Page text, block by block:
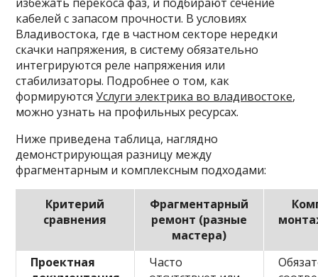
кабелей с запасом прочности. В условиях
Владивостока, где в частном секторе нередки
скачки напряжения, в систему обязательно
интегрируются реле напряжения или
стабилизаторы. Подробнее о том, как
формируютсяУслуги электрика во владивостоке,
можно узнать на профильных ресурсах.
Ниже приведена таблица, наглядно
демонстрирующая разницу между
фрагментарным и комплексным подходами:
Критерий
сравнения
Фрагментарный
ремонт (разные
мастера)
Проектная
Часто